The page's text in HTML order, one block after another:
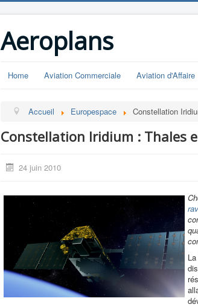
Aeroplans
Home Aviation Commerciale Aviation d'Affaire
Accueil Europespace Constellation
Constellation Iridium : Thales
24 juin 2010